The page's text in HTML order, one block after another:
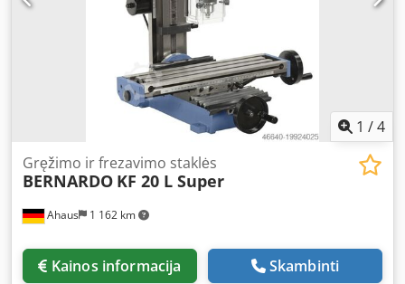
1 /4
Ahaus 1 162 km
Gręžimo ir frezavimo staklės
BERNARDO KF 20 L Super
Kainos informacija Skambinti